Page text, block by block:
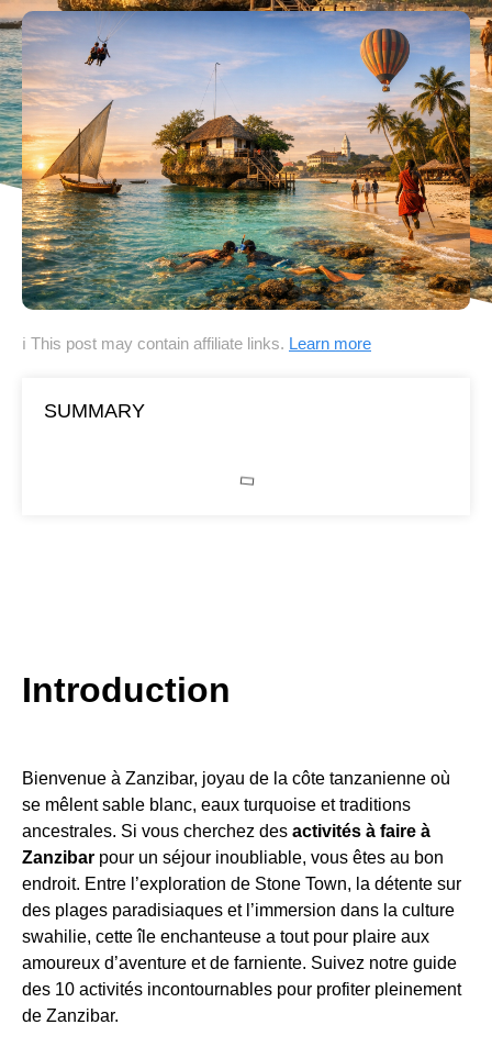
ℹ This post may contain affiliate links. Learn more
SUMMARY
Introduction
Bienvenue à Zanzibar, joyau de la côte tanzanienne où
se mêlent sable blanc, eaux turquoise et traditions
ancestrales. Si vous cherchez des activités à faire à
Zanzibar pour un séjour inoubliable, vous êtes au bon
endroit. Entre l’exploration de Stone Town, la détente sur
des plages paradisiaques et l’immersion dans la culture
swahilie, cette île enchanteuse a tout pour plaire aux
amoureux d’aventure et de farniente. Suivez notre guide
des 10 activités incontournables pour profiter pleinement
de Zanzibar.